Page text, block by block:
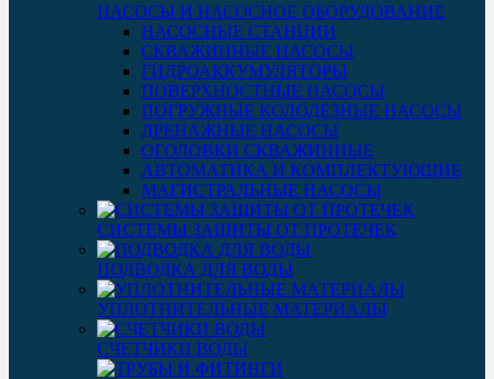
НАСОСЫ И НАСОСНОЕ ОБОРУДОВАНИЕ
НАСОСНЫЕ СТАНЦИИ
СКВАЖИННЫЕ НАСОСЫ
ГИДРОАККУМУЛЯТОРЫ
ПОВЕРХНОСТНЫЕ НАСОСЫ
ПОГРУЖНЫЕ КОЛОДЕЗНЫЕ НАСОСЫ
ДРЕНАЖНЫЕ НАСОСЫ
ОГОЛОВКИ СКВАЖИННЫЕ
АВТОМАТИКА И КОМПЛЕКТУЮЩИЕ
МАГИСТРАЛЬНЫЕ НАСОСЫ
СИСТЕМЫ ЗАЩИТЫ ОТ ПРОТЕЧЕК
ПОДВОДКА ДЛЯ ВОДЫ
УПЛОТНИТЕЛЬНЫЕ МАТЕРИАЛЫ
СЧЕТЧИКИ ВОДЫ